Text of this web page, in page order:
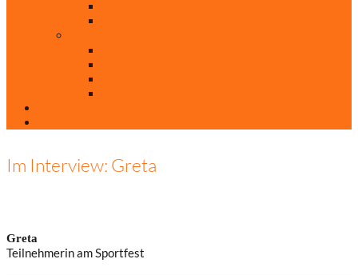
Im Interview: Greta
Greta
Teilnehmerin am Sportfest